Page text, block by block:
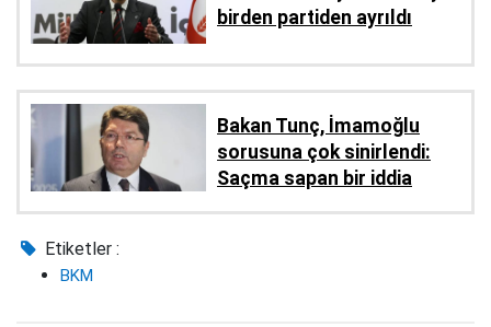
birden partiden ayrıldı
Bakan Tunç, İmamoğlu
sorusuna çok sinirlendi:
Saçma sapan bir iddia
Etiketler :
BKM